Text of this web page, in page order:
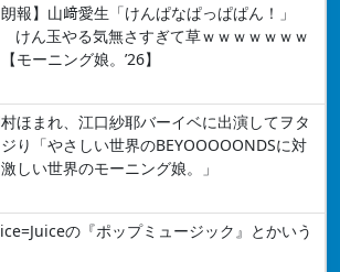
朗報】山﨑愛生「けんぱなぱっぱぱん！」
ん玉やる気無さすぎて草ｗｗｗｗｗｗｗ
モーニング娘。’26】
ほまれ、江口紗耶バーイベに出演してヲタ
り「やさしい世界のBEYOOOOONDSに対
激しい世界のモーニング娘。」
の『ポップミュージック』とかいう